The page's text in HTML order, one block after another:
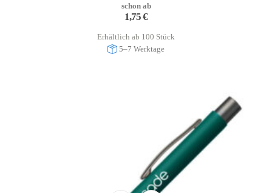
schon ab
1,75€
Erhältlich ab 100 Stück
5–7 Werktage